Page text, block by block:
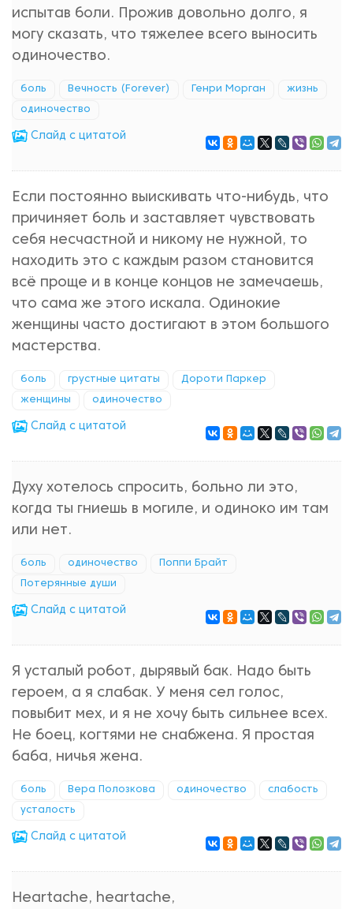
испытав боли. Прожив довольно долго, я
могу сказать, что тяжелее всего выносить
одиночество.
боль Вечность (Forever) Генри Морган жизнь
одиночество
Cлайд с цитатой
Если постоянно выискивать что-нибудь, что
причиняет боль и заставляет чувствовать
себя несчастной и никому не нужной, то
находить это с каждым разом становится
всё проще и в конце концов не замечаешь,
что сама же этого искала. Одинокие
женщины часто достигают в этом большого
мастерства.
боль грустные цитаты Дороти Паркер
женщины одиночество
Cлайд с цитатой
Духу хотелось спросить, больно ли это,
когда ты гниешь в могиле, и одиноко им там
или нет.
боль одиночество Поппи Брайт
Потерянные души
Cлайд с цитатой
Я усталый робот, дырявый бак. Надо быть
героем, а я слабак. У меня сел голос,
повыбит мех, и я не хочу быть сильнее всех.
Не боец, когтями не снабжена. Я простая
баба, ничья жена.
боль Вера Полозкова одиночество слабость
усталость
Cлайд с цитатой
Heartache, heartache,